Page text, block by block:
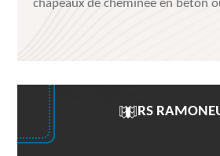
chapeaux de cheminée en béton
RS